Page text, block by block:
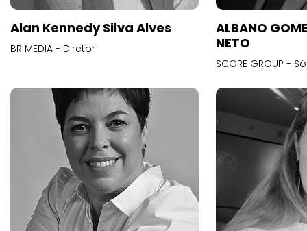
Alan Kennedy Silva Alves
BR MEDIA - Diretor
ALBANO
NETO
SCORE GROUP -